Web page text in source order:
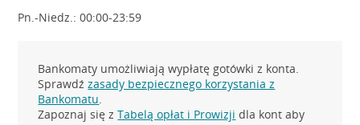
Pn.-Niedz.: 00:00-23:59
Bankomaty umożliwiają wypłatę gotówki z konta.
Sprawdźzasady bezpiecznego korzystania z
Bankomatu.
Zapoznaj się zTabelą opłat i Prowizji dla kont aby